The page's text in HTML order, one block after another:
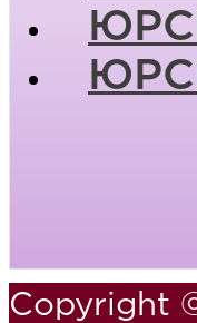
Copyright